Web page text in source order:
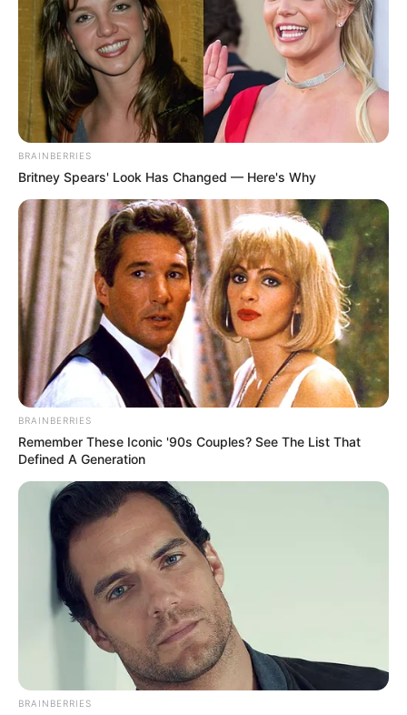
BRAINBERRIES
Britney Spears' Look Has Changed — Here's Why
BRAINBERRIES
Remember These Iconic '90s Couples? See The List That
Defined A Generation
BRAINBERRIES